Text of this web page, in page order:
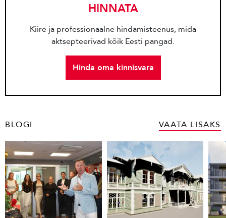
HINNATA
Kiire ja professionaalne hindamisteenus, mida
aktsepteerivad kõik Eesti pangad.
Hinda oma kinnisvara
BLOGI VAATA LISAKS